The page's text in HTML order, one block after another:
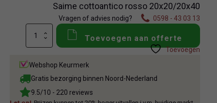
Saime cottoantico rosso 20x20/20x40
Vragen of advies nodig? 0598 - 43 03 13
Saime
cottoantico
rosso
20x20/20x40
aantal
Toevoegen aan offerte
Toevoegen
Webshop Keurmerk
Gratis bezorging binnen Noord-Nederland
9.5/10 - 220 reviews